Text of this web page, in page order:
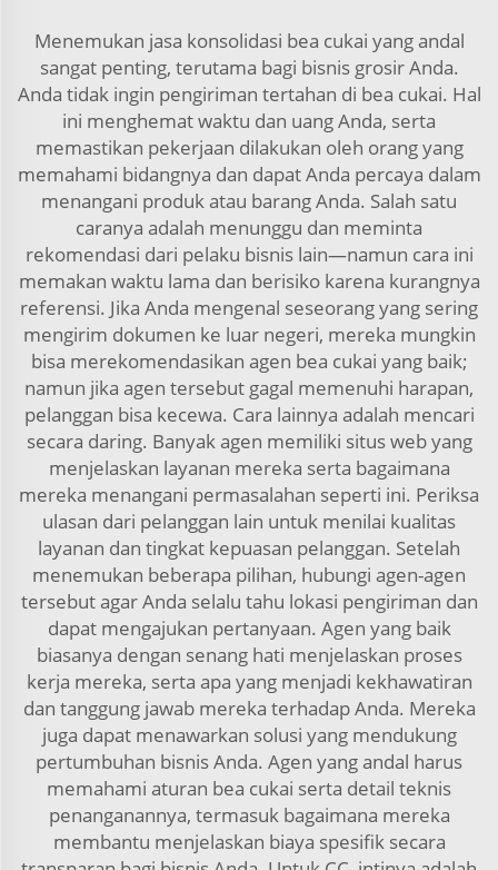
Menemukan jasa konsolidasi bea cukai yang andal
sangat penting, terutama bagi bisnis grosir Anda.
Anda tidak ingin pengiriman tertahan di bea cukai. Hal
ini menghemat waktu dan uang Anda, serta
memastikan pekerjaan dilakukan oleh orang yang
memahami bidangnya dan dapat Anda percaya dalam
menangani produk atau barang Anda. Salah satu
caranya adalah menunggu dan meminta
rekomendasi dari pelaku bisnis lain—namun cara ini
memakan waktu lama dan berisiko karena kurangnya
referensi. Jika Anda mengenal seseorang yang sering
mengirim dokumen ke luar negeri, mereka mungkin
bisa merekomendasikan agen bea cukai yang baik;
namun jika agen tersebut gagal memenuhi harapan,
pelanggan bisa kecewa. Cara lainnya adalah mencari
secara daring. Banyak agen memiliki situs web yang
menjelaskan layanan mereka serta bagaimana
mereka menangani permasalahan seperti ini. Periksa
ulasan dari pelanggan lain untuk menilai kualitas
layanan dan tingkat kepuasan pelanggan. Setelah
menemukan beberapa pilihan, hubungi agen-agen
tersebut agar Anda selalu tahu lokasi pengiriman dan
dapat mengajukan pertanyaan. Agen yang baik
biasanya dengan senang hati menjelaskan proses
kerja mereka, serta apa yang menjadi kekhawatiran
dan tanggung jawab mereka terhadap Anda. Mereka
juga dapat menawarkan solusi yang mendukung
pertumbuhan bisnis Anda. Agen yang andal harus
memahami aturan bea cukai serta detail teknis
penanganannya, termasuk bagaimana mereka
membantu menjelaskan biaya spesifik secara